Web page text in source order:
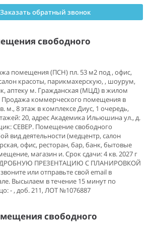
Заказать обратный звонок
свободного
помещения (ПСН) пл. 53 м2 под , офис,
красоты, парикмахерскую, , шоурум,
аптеку м. Гражданская (МЦД) в жилом
Продажа коммерческого помещения в
м., 8 этаж в комплексе Диус, 1 очередь,
20, адрес Академика Ильюшина ул., д.
СЕВЕР. Помещение свободного
вид деятельности (медцентр, салон
офис, ресторан, бар, банк, бытовые
магазин и. Срок сдачи: 4 кв. 2027 г
ПРЕЗЕНТАЦИЮ С ПЛАНИРОВКОЙ
или отправьте свой email в
Высылаем в течение 15 минут по
- , доб. 211, ЛОТ №1076887
свободного